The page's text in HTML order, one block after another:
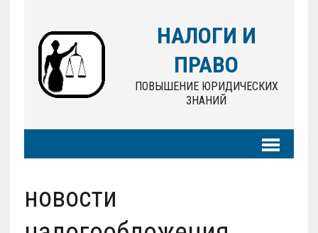
НАЛОГИ И
ПРАВО
ПОВЫШЕНИЕ ЮРИДИЧЕСКИХ
ЗНАНИЙ
новости